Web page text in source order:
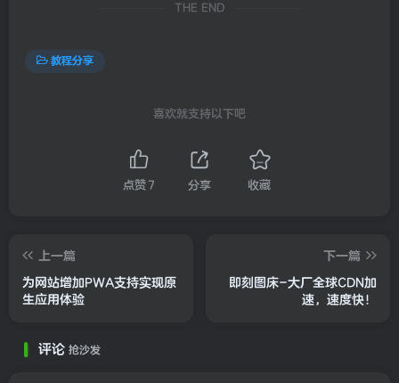
THE END
教程分享
喜欢就支持以下吧
点赞7 分享 收藏
上一篇
为网站增加PWA支持实现原
生应用体验
下一篇
即刻图床-大厂全球CDN加
速，速度快！
评论 抢沙发